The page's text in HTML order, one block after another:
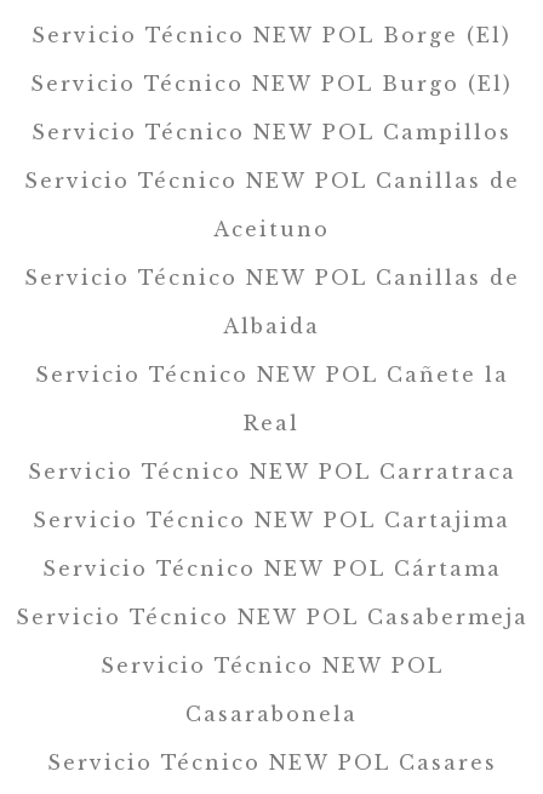
Servicio Técnico NEW POL Borge (El)
Servicio Técnico NEW POL Burgo (El)
Servicio Técnico NEW POL Campillos
Servicio Técnico NEW POL Canillas de
Aceituno
Servicio Técnico NEW POL Canillas de
Albaida
Servicio Técnico NEW POL Cañete la
Real
Servicio Técnico NEW POL Carratraca
Servicio Técnico NEW POL Cartajima
Servicio Técnico NEW POL Cártama
Servicio Técnico NEW POL Casabermeja
Servicio Técnico NEW POL
Casarabonela
Servicio Técnico NEW POL Casares